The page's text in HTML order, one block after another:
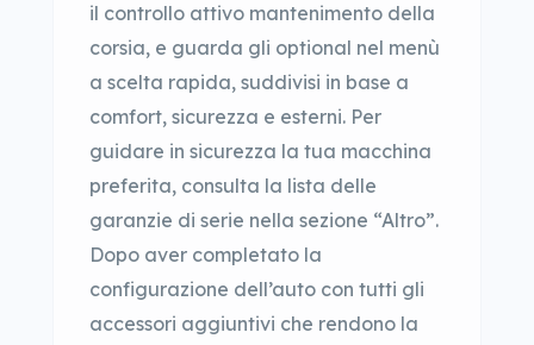
il controllo attivo mantenimento della
corsia, e guarda gli optional nel menù
a scelta rapida, suddivisi in base a
comfort, sicurezza e esterni. Per
guidare in sicurezza la tua macchina
preferita, consulta la lista delle
garanzie di serie nella sezione “Altro”.
Dopo aver completato la
configurazione dell’auto con tutti gli
accessori aggiuntivi che rendono la